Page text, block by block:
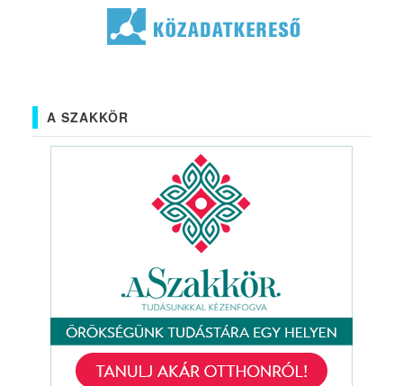
A SZAKKÖR